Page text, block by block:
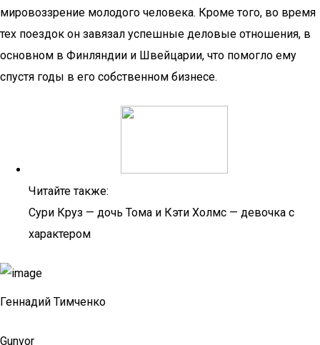
мировоззрение молодого человека. Кроме того, во время
тех поездок он завязал успешные деловые отношения, в
основном в Финляндии и Швейцарии, что помогло ему
спустя годы в его собственном бизнесе.
Читайте также:
Сури Круз — дочь Тома и Кэти Холмс — девочка с
характером
Геннадий Тимченко
Gunvor